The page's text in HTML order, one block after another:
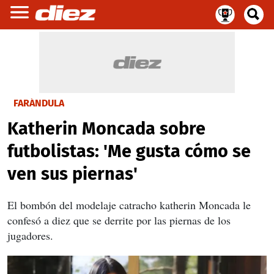
FARÁNDULA
Katherin Moncada sobre
futbolistas: 'Me gusta cómo se
ven sus piernas'
El bombón del modelaje catracho katherin Moncada le
confesó a diez que se derrite por las piernas de los
jugadores.